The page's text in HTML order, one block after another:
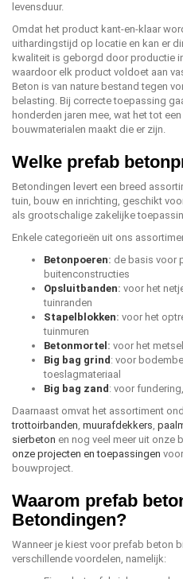
levensduur.
Omdat het product kant-en-klaar
uithardingstijd op locatie en kan er
kwaliteit is geborgd door productie
waardoor elk product voldoet aan
Beton is van nature bestand tegen
belasting. Bij correcte toepassing
honderden jaren mee, wat het tot
bouwmaterialen maakt die er zijn.
Welke prefab
Betondingen levert een breed
tuin, bouw en inrichting, geschikt
als grootschalige zakelijke
Enkele categorieën uit ons
Betonpoeren: de basis voor
buitenconstructies
Opsluitbanden: voor het
tuinranden
Stapelblokken: voor het
tuinmuren
Betonmortel : voor het
Big bag grind : voor
toeslagmateriaal
Big bag zand : voor
Daarnaast omvat het assortiment
trottoirbanden, muurafdekkers,
sierbeton en nog veel meer uit onze
onze projecten en toepassingen
bouwproject.
Waarom prefab
Betondingen?
Wanneer je kiest voor prefab beton
verschillende voordelen, namelijk: